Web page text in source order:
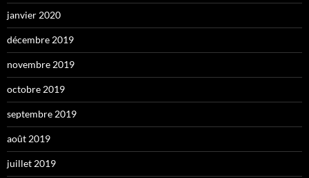
janvier 2020
décembre 2019
novembre 2019
octobre 2019
septembre 2019
août 2019
juillet 2019